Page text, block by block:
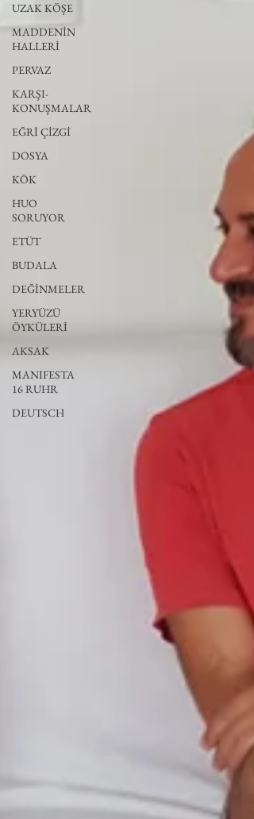
UZAK KÖŞE
MADDENİN
HALLERİ
PERVAZ
KARŞI-
KONUŞMALAR
EĞRİ ÇİZGİ
DOSYA
KÖK
HUO
SORUYOR
ETÜT
BUDALA
DEĞİNMELER
YERYÜZÜ
ÖYKÜLERİ
AKSAK
MANIFESTA
16 RUHR
DEUTSCH